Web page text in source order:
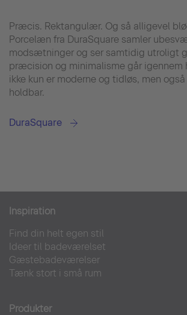
Præcis. Rektangulær. Og så alligevel
Porcelæn fra DuraSquare samler
modsætninger og ser samtidig utroligt
præcision og minimalisme går igennem
ikke kun er moderne og tidløs, men
holdbar.
DuraSquare
Inspiration
Find din helt egen stil
Ideer til badeværelset
Gæstebadeværelser
Tænk stort i små rum
Produkter